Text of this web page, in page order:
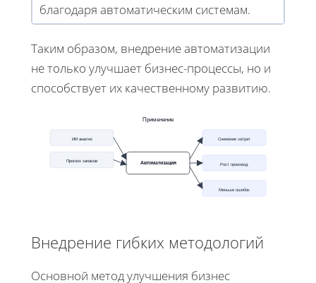
благодаря автоматическим системам.
Таким образом, внедрение автоматизации
не только улучшает бизнес-процессы, но и
способствует их качественному развитию.
Применение
ИИ анализ
Прогноз запасов Автоматизация
Снижение затрат
Рост производ
Меньше ошибок
Внедрение гибких методологий
Основной метод улучшения бизнес